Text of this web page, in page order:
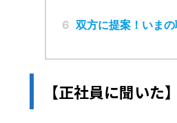
6 双方に提案！いま
【正社員に聞いた